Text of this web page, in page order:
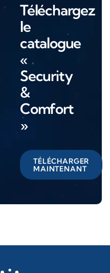
Téléchargez
le
catalogue
«
Security
&
Comfort
»
TÉLÉCHARGER
MAINTENANT